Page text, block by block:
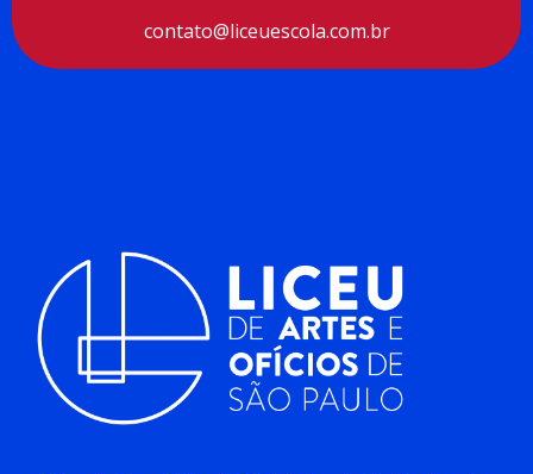
contato@liceuescola.com.br